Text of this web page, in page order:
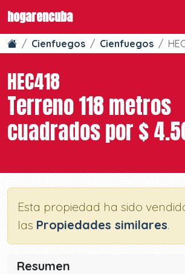
hogarencuba
Cienfuegos Cienfuegos
HEC418
Terreno 118 metros
cuadrados por $
Esta propiedad ha sido
las Propiedades similares.
Resumen